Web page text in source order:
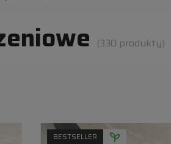
(330 produkty)
BESTSELLER